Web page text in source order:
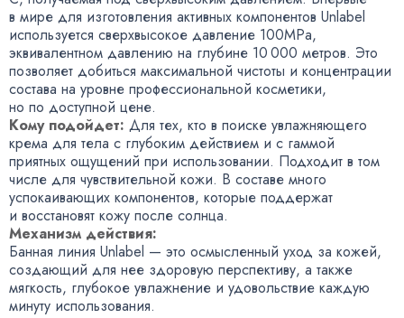
в мире для изготовления активных компонентов Unlabel
используется сверхвысокое давление 100MPa,
эквивалентном давлению на глубине 10 000 метров. Это
позволяет добиться максимальной чистоты и концентрации
состава на уровне профессиональной косметики,
но по доступной цене.
Кому подойдет: Для тех, кто в поиске увлажняющего
крема для тела с глубоким действием и с гаммой
приятных ощущений при использовании. Подходит в том
числе для чувствительной кожи. В составе много
успокаивающих компонентов, которые поддержат
и восстановят кожу после солнца.
Механизм действия:
Банная линия Unlabel — это осмысленный уход за кожей,
создающий для нее здоровую перспективу, а также
мягкость, глубокое увлажнение и удовольствие каждую
минуту использования.